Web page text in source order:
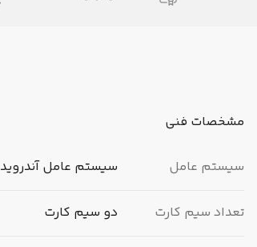
مشخصات فنی
سیستم عامل سیستم عامل آندروید
تعداد سیم کارت دو سیم کارت